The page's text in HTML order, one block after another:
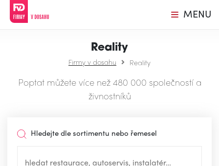
MENU
Reality
Firmy v dosahu Reality
Poptat můžete více než 480 000 společností a
živnostníků
Hledejte dle sortimentu nebo řemesel